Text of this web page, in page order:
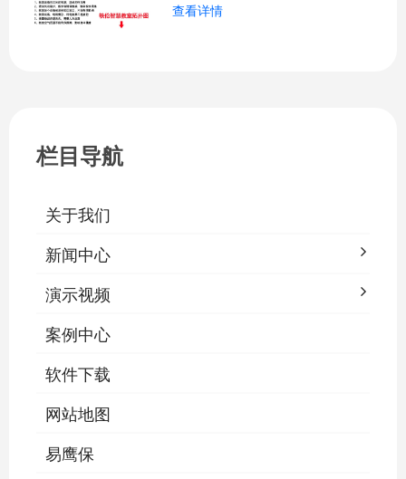
关、按需调光、定时策略、能耗监测、故
查看详情
栏目导航
关于我们
新闻中心
演示视频
案例中心
软件下载
网站地图
易鹰保